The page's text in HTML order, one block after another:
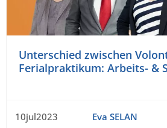
Unterschied zwischen
Ferialpraktikum: Arbeits- &
10jul2023 Eva SELAN